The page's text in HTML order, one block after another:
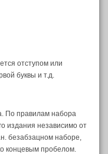
отступом или
буквы и т.д.
По правилам набора
издания независимо от
безабзацном наборе,
концевым пробелом.